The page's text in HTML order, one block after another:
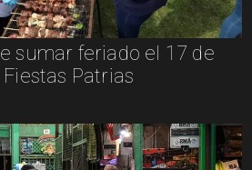
sumar feriado el 17 de
Patrias